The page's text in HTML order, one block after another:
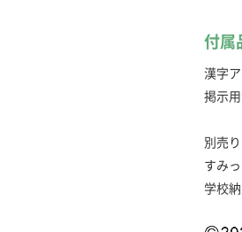
付属
漢字
掲示
別売り
すみ
学校